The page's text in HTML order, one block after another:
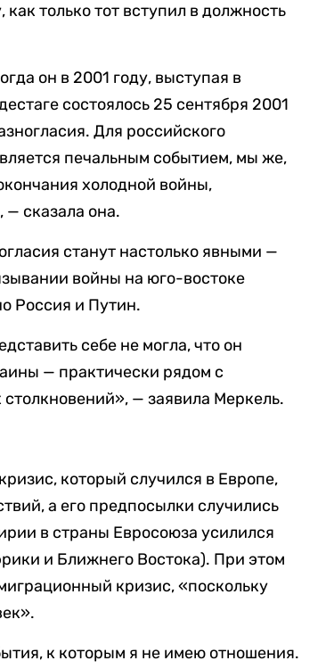
только тот вступил в должность
он в 2001 году, выступая в
состоялось 25 сентября 2001
Для российского
печальным событием, мы же,
холодной войны,
— сказала она.
станут настолько явными —
войны на юго-востоке
Россия и Путин.
себе не могла, что он
— практически рядом с
— заявила Меркель.
который случился в Европе,
а его предпосылки случились
в страны Евросоюза усилился
и Ближнего Востока). При этом
кризис, «поскольку
к которым я не имею отношения.